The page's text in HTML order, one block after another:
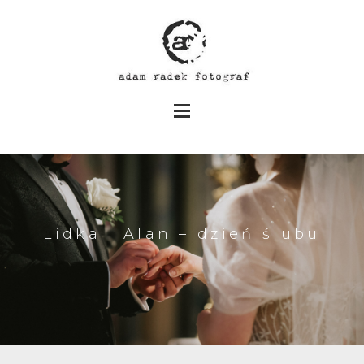
Lidka i Alan – dzień ślubu